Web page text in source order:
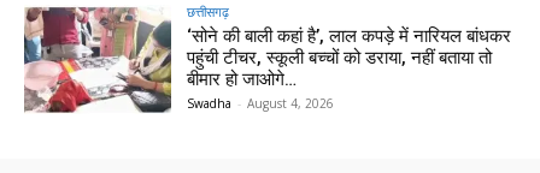
छत्तीसगढ़
‘सोने की बाली कहां है’, लाल कपड़े में नारियल बांधकर
पहुंची टीचर, स्कूली बच्चों को डराया, नहीं बताया तो
बीमार हो जाओगे…
Swadha - August 4, 2026